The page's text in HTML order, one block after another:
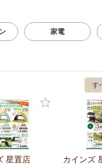
家電
す
星置店 カインズ